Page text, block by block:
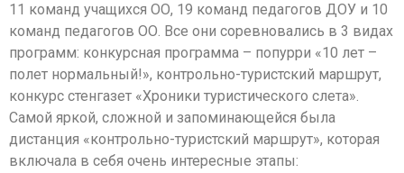
11 команд учащихся ОО, 19 команд педагогов ДОУ и 10
команд педагогов ОО. Все они соревновались в 3 видах
программ: конкурсная программа – попурри «10 лет –
полет нормальный!», контрольно-туристский маршрут,
конкурс стенгазет «Хроники туристического слета».
Самой яркой, сложной и запоминающейся была
дистанция «контрольно-туристский маршрут», которая
включала в себя очень интересные этапы: